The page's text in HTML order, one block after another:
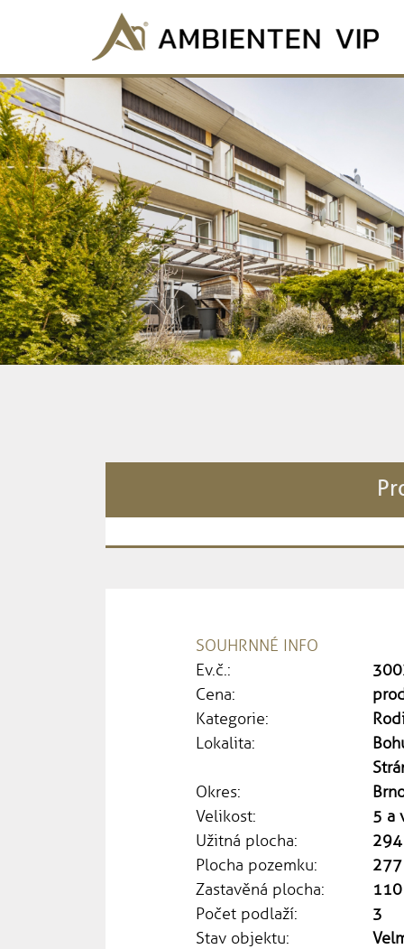
SOUHRNNÉ INFO
Ev.č.:
Cena:
Kategorie:
Lokalita:
Okres:
Velikost:
5 a
Užitná plocha:
Plocha pozemku:
Zastavěná plocha:
Počet podlaží:
3
Stav objektu: